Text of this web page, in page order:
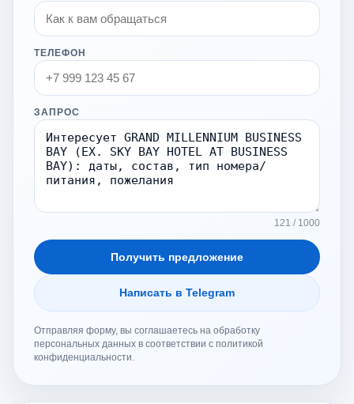
ТЕЛЕФОН
ЗАПРОС
121 / 1000
Получить предложение
Написать в Telegram
Отправляя форму, вы соглашаетесь на обработку
персональных данных в соответствии с политикой
конфиденциальности.